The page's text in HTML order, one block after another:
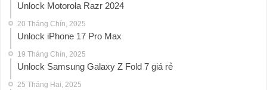
Unlock Motorola Razr 2024
20 Tháng Chín, 2025
Unlock iPhone 17 Pro Max
19 Tháng Chín, 2025
Unlock Samsung Galaxy Z Fold 7 giá rẻ
25 Tháng Hai, 2025